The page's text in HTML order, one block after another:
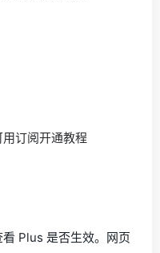
Plus 是否生效。网页